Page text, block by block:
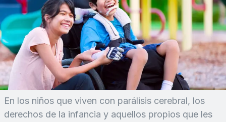
En los niños que viven con parálisis cerebral, los
derechos de la infancia y aquellos propios que les